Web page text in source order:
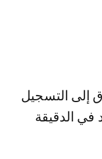
في الدقيقة